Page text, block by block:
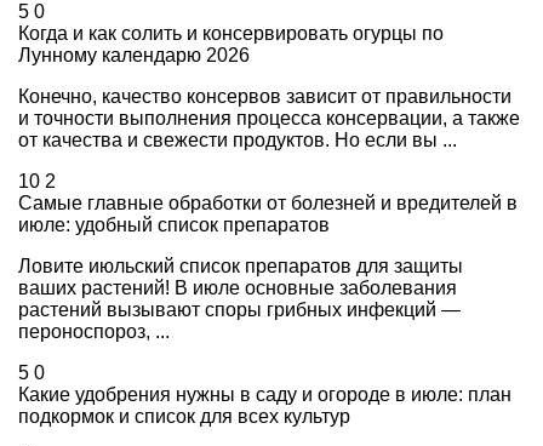
5 0
Когда и как солить и консервировать огурцы по
Лунному календарю 2026
Конечно, качество консервов зависит от правильности
и точности выполнения процесса консервации, а также
от качества и свежести продуктов. Но если вы ...
10 2
Самые главные обработки от болезней и вредителей в
июле: удобный список препаратов
Ловите июльский список препаратов для защиты
ваших растений! В июле основные заболевания
растений вызывают споры грибных инфекций —
пероноспороз, ...
5 0
Какие удобрения нужны в саду и огороде в июле: план
подкормок и список для всех культур